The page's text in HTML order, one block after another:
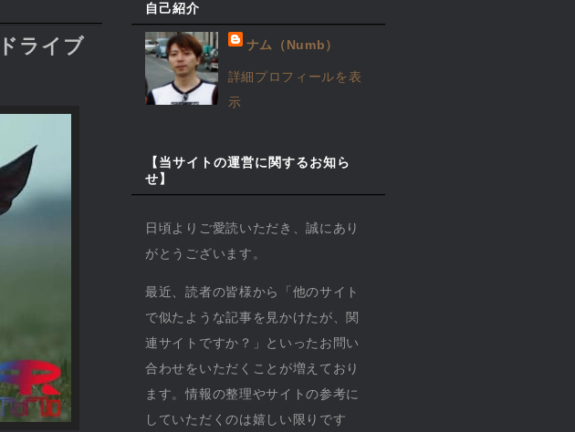
ライブ
自己紹介
ナム（Numb）
詳細プロフィールを表
示
【当サイトの運営に関するお知ら
せ】
日頃よりご愛読いただき、誠にあり
がとうございます。
最近、読者の皆様から「他のサイト
で似たような記事を見かけたが、関
連サイトですか？」といったお問い
合わせをいただくことが増えており
ます。情報の整理やサイトの参考に
していただくのは嬉しい限りです